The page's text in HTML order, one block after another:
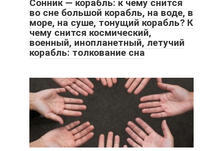
Сонник — корабль: к чему снится
во сне большой корабль, на воде, в
море, на суше, тонущий корабль? К
чему снится космический,
военный, инопланетный, летучий
корабль: толкование сна